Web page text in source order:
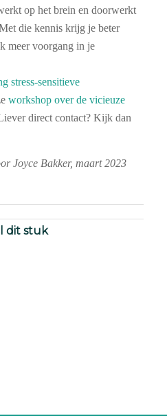
op het brein en doorwerkt
die kennis krijg je beter
meer voorgang in je
stress-sensitieve
workshop over de vicieuze
direct contact? Kijk dan
Joyce Bakker, maart 2023
dit stuk